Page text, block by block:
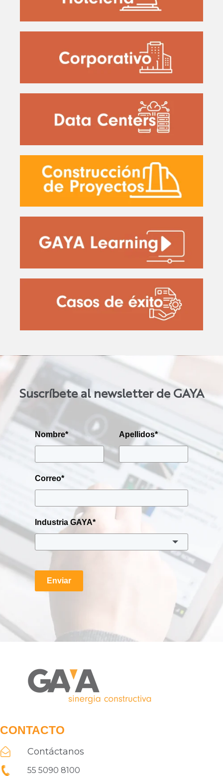
Suscríbete al newsletter de GAYA
Nombre* Apellidos*
Correo*
Industria GAYA*
Enviar
CONTACTO
Contáctanos
55 5090 8100